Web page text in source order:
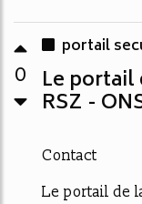
0
portail
Le portail
RSZ -
Contact
Le portail de